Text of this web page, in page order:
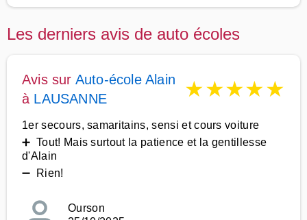
Les derniers avis de auto écoles
Avis sur Auto-école Alain
à LAUSANNE ★★★★★
1er secours, samaritains, sensi et cours voiture
➕ Tout! Mais surtout la patience et la gentillesse
d'Alain
➖ Rien!
Ourson